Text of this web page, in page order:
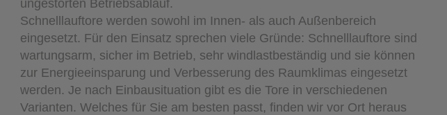
ungestörten Betriebsablauf.
Schnelllauftore werden sowohl im Innen- als auch Außenbereich
eingesetzt. Für den Einsatz sprechen viele Gründe: Schnelllauftore sind
wartungsarm, sicher im Betrieb, sehr windlastbeständig und sie können
zur Energieeinsparung und Verbesserung des Raumklimas eingesetzt
werden. Je nach Einbausituation gibt es die Tore in verschiedenen
Varianten. Welches für Sie am besten passt, finden wir vor Ort heraus